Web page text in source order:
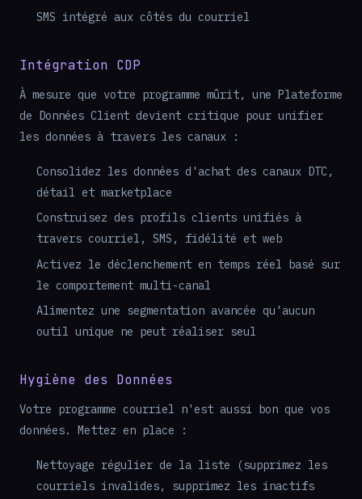
SMS intégré aux côtés du courriel
Intégration CDP
À mesure que votre programme mûrit, une Plateforme
de Données Client devient critique pour unifier
les données à travers les canaux :
Consolidez les données d'achat des canaux DTC,
détail et marketplace
Construisez des profils clients unifiés à
travers courriel, SMS, fidélité et web
Activez le déclenchement en temps réel basé sur
le comportement multi-canal
Alimentez une segmentation avancée qu'aucun
outil unique ne peut réaliser seul
Hygiène des Données
Votre programme courriel n'est aussi bon que vos
données. Mettez en place :
Nettoyage régulier de la liste (supprimez les
courriels invalides, supprimez les inactifs